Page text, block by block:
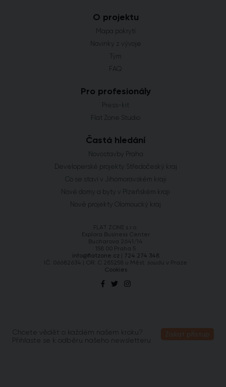
O projektu
Mapa pokrytí
Novinky z vývoje
Tým
FAQ
Pro profesionály
Press-kit
Flat Zone Studio
Častá hledání
Novostavby Praha
Developerské projekty Středočeský kraj
Co se staví v Jihomoravském kraji
Nové domy a byty v Plzeňském kraji
Nové projekty Olomoucký kraj
FLAT ZONE s.r.o.
Explora Business Center
Bucharova 2641/14
158 00 Praha 5
info@flatzone.cz
724 274 348
IČ: 06682634 | OR: C 285258 u Měst. soudu v Praze
Cookies
Chcete vědět o každém našem kroku?
Přihlaste se k odběru našeho newsletteru
Získat přístup